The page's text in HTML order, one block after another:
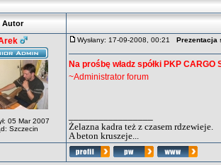
Autor
05 Mar 2007
Szczecin
Wysłany: 17-09-2008, 00:21 Prezentacja
Na prośbę władz spółki PKP
~Administrator forum
Żelazna kadra też z czasem rdzewieje.
A beton kruszeje...